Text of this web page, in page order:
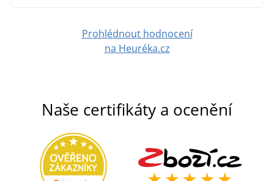
Prohlédnout hodnocení
na Heuréka.cz
Naše certifikáty a ocenění